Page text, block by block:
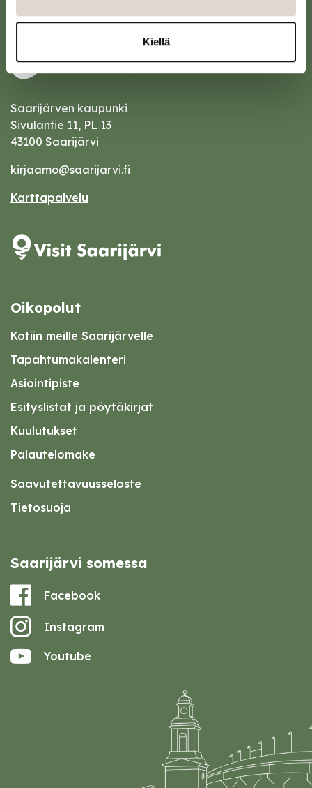
Kiellä
Saarijärven kaupunki
Sivulantie 11, PL 13
43100 Saarijärvi
kirjaamo@saarijarvi.fi
Karttapalvelu
Oikopolut
Kotiin meille Saarijärvelle
Tapahtumakalenteri
Asiointipiste
Esityslistat ja pöytäkirjat
Kuulutukset
Palautelomake
Saavutettavuusseloste
Tietosuoja
Saarijärvi somessa
Facebook
Instagram
Youtube